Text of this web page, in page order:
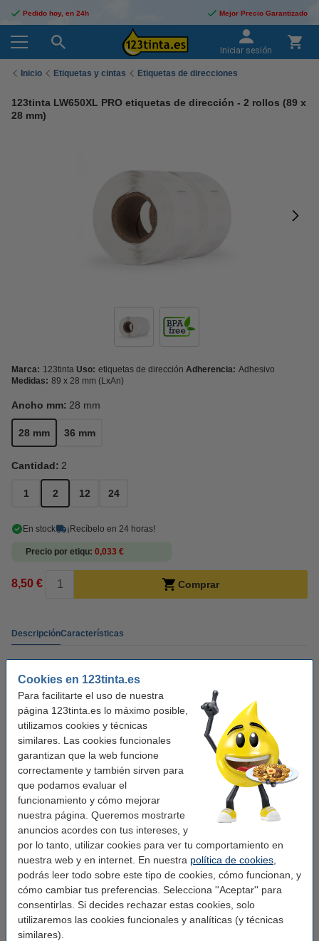
Cookies en 123tinta.es
Para facilitarte el uso de nuestra
página 123tinta.es lo máximo posible,
utilizamos cookies y técnicas
similares. Las cookies funcionales
garantizan que la web funcione
correctamente y también sirven para
que podamos evaluar el
funcionamiento y cómo mejorar
nuestra página. Queremos mostrarte
anuncios acordes con tus intereses, y
por lo tanto, utilizar cookies para ver tu comportamiento en
nuestra web y en internet. En nuestra política de cookies
podrás leer todo sobre este tipo de cookies, cómo funcionan, y
cómo cambiar tus preferencias. Selecciona ''Aceptar'' para
consentirlas. Si decides rechazar estas cookies, solo
utilizaremos las cookies funcionales y analíticas (y técnicas
similares).
Pedido hoy, en 24h Mejor Precio Garantizado
Iniciar sesión
Inicio Etiquetas y cintas Etiquetas de direcciones
123tinta LW650XL PRO etiquetas de dirección - 2 rollos (89 x
28 mm)
Marca: 123tinta Uso: etiquetas de dirección Adherencia: Adhesivo
Medidas: 89 x 28 mm (LxAn)
Ancho mm: 28 mm
28 mm 36 mm
Cantidad: 2
1 2 12 24
En stock ¡Recíbelo en 24 horas!
Precio por etiqu 0,033 €
8,50 € Comprar
DescripciónCaracterísticas
Descripción
Etiquetas de dirección de nuestra marca 123tinta S0722370 / 99010 (2
rollos) para sistemas de rotulación 123tinta.
¡Verás la diferencia en tu cartera!
Este producto marca 123tinta incluye garantía del 100%. 1-2-3 ¡sin preocupaciones!
Características
Marca: 123tinta
Uso: etiquetas de dirección
Medidas: 89 x 28 mm (LxAn)